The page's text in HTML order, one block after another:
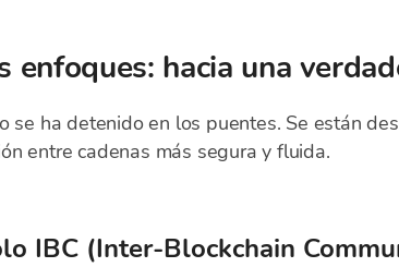
enfoques: hacia una
se ha detenido en los puentes. Se están
entre cadenas más segura y fluida.
IBC (Inter-Blockchain